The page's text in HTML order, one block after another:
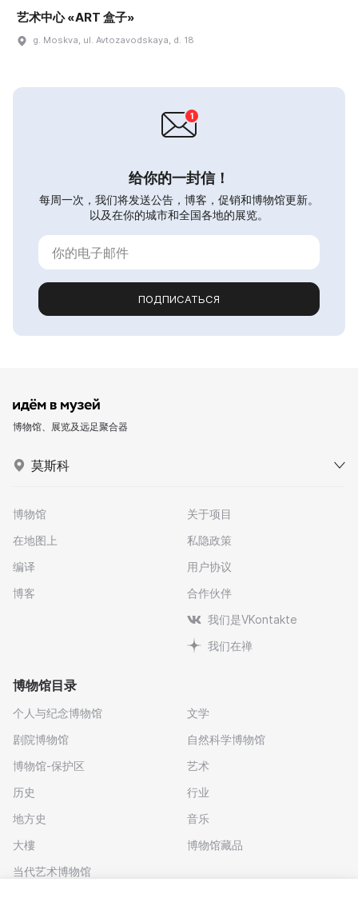
艺术中心 «ART 盒子»
g. Moskva, ul. Avtozavodskaya, d. 18
给你的一封信！
每周一次，我们将发送公告，博客，促销和博物馆更新。
以及在你的城市和全国各地的展览。
ПОДПИСАТЬСЯ
博物馆、展览及远足聚合器
莫斯科
博物馆
在地图上
编译
博客
关于项目
私隐政策
用户协议
合作伙伴
我们是VKontakte
我们在禅
博物馆目录
个人与纪念博物馆
剧院博物馆
博物馆-保护区
历史
地方史
大樓
当代艺术博物馆
文学
自然科学博物馆
艺术
行业
音乐
博物馆藏品